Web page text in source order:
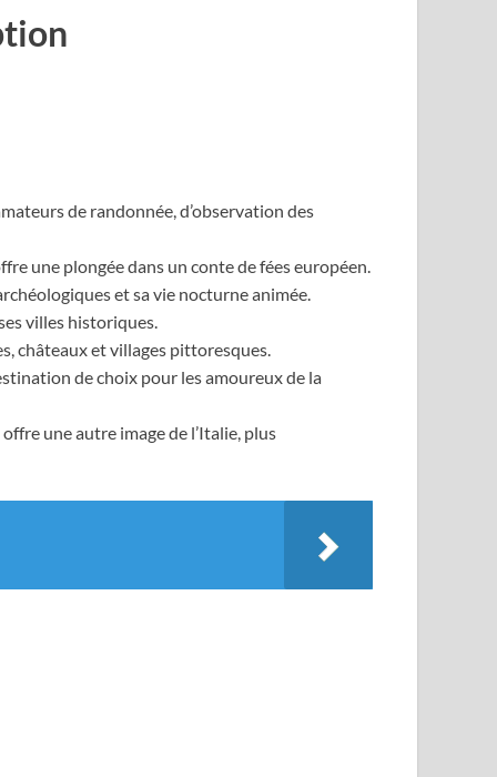
de randonnée, d’observation des
une plongée dans un conte de fées européen.
et sa vie nocturne animée.
villes historiques.
châteaux et villages pittoresques.
de choix pour les amoureux de la
une autre image de l’Italie, plus